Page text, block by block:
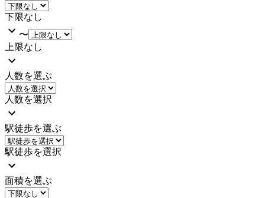
下限なし
〜
上限なし
人数を選ぶ
人数を選択
駅徒歩を選ぶ
駅徒歩を選択
面積を選ぶ